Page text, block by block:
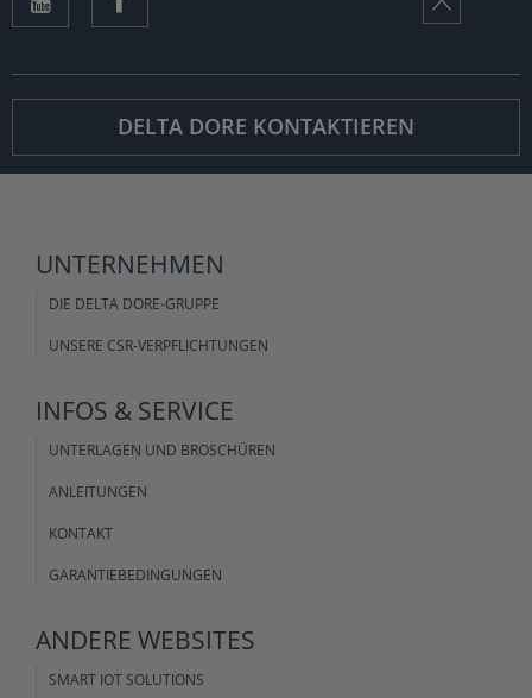
DELTA DORE KONTAKTIEREN
UNTERNEHMEN
DIE DELTA DORE-GRUPPE
UNSERE CSR-VERPFLICHTUNGEN
INFOS & SERVICE
UNTERLAGEN UND BROSCHÜREN
ANLEITUNGEN
KONTAKT
GARANTIEBEDINGUNGEN
ANDERE WEBSITES
SMART IOT SOLUTIONS